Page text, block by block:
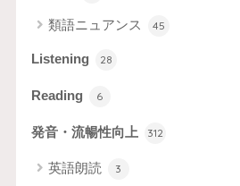
類語ニュアンス 45
Listening 28
Reading 6
発音・流暢性向上 312
英語朗読 3